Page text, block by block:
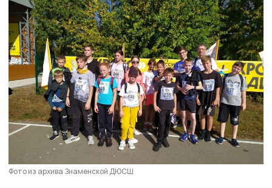
Фото из архива Знаменской ДЮСШ